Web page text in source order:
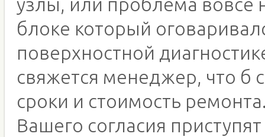
узлы, или проблема вовсе
блоке который
поверхностной
свяжется менеджер, что б
сроки и стоимость
Вашего согласия